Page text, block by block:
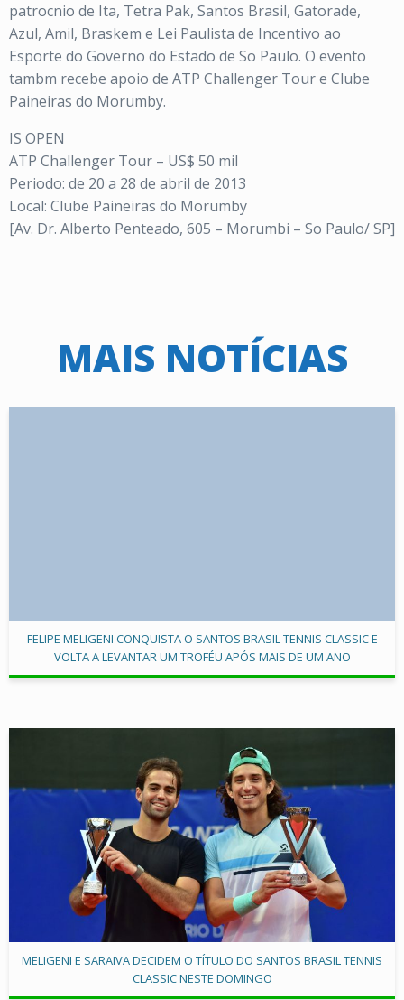
patrocnio de Ita, Tetra Pak, Santos Brasil, Gatorade,
Azul, Amil, Braskem e Lei Paulista de Incentivo ao
Esporte do Governo do Estado de So Paulo. O evento
tambm recebe apoio de ATP Challenger Tour e Clube
Paineiras do Morumby.
IS OPEN
ATP Challenger Tour – US$ 50 mil
Periodo: de 20 a 28 de abril de 2013
Local: Clube Paineiras do Morumby
[Av. Dr. Alberto Penteado, 605 – Morumbi – So Paulo/ SP]
MAIS NOTÍCIAS
FELIPE MELIGENI CONQUISTA O SANTOS BRASIL TENNIS CLASSIC E
VOLTA A LEVANTAR UM TROFÉU APÓS MAIS DE UM ANO
MELIGENI E SARAIVA DECIDEM O TÍTULO DO SANTOS BRASIL TENNIS
CLASSIC NESTE DOMINGO